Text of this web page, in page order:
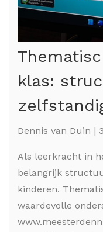
klas:
Dennis van Duin |
Als leerkracht in
belangrijk
kinderen.
waardevolle